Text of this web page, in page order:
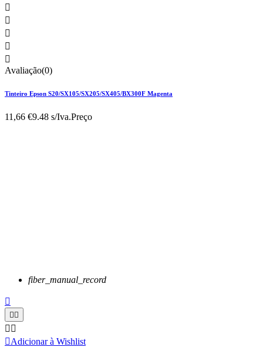





Avaliação(0)
Tinteiro Epson S20/SX105/SX205/SX405/BX300F Magenta
11,66 €9.48 s/Iva.Preço
fiber_manual_record

 
 
Adicionar à Wishlist